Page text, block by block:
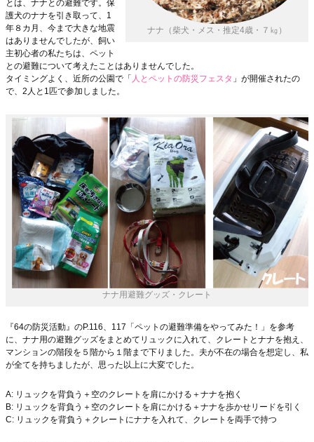
ナナ（柴犬・メス・推定4歳・７㎏）
とは、ナナとの避難です。保
護犬のナナを引き取って、1
年８カ月、今まで大きな地震
はありませんでしたが、飼い
主初心者の私たちは、ペット
との避難について考えたことはありませんでした。
タイミングよく、近所の公園で「 人とペットの防災フェスタ 」が開催されたの
で、2人と1匹で参加しました。
ナナ用避難グッズ・クレート
『64の防災活動』のP.116、117「ペットの避難準備をやってみた！」を参考
に、ナナ用の避難グッズをまとめてリュックに入れて、クレートとナナを抱え、
マンションの階段を５階から１階まで下りました。夫が不在の場合を想定し、私
が全てを持ちましたが、思った以上に大変でした。
A: リュックを背負う＋空のクレートを肩にかける＋ナナを抱く
B: リュックを背負う＋空のクレートを肩にかける＋ナナを歩かせリードを引く
C: リュックを背負う＋クレートにナナを入れて、クレートを両手で持つ